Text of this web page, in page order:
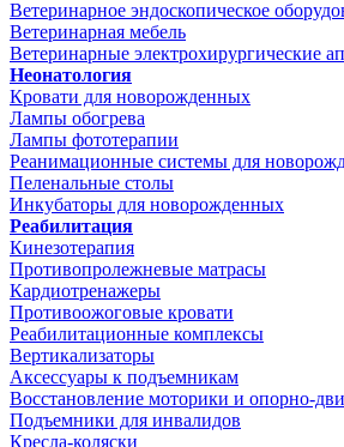
Ветеринарное эндоскопическое
Ветеринарная мебель
Ветеринарные электрохирургические
Неонатология
Кровати для новорожденных
Лампы обогрева
Лампы фототерапии
Реанимационные системы для
Пеленальные столы
Инкубаторы для новорожденных
Реабилитация
Кинезотерапия
Противопролежневые матрасы
Кардиотренажеры
Противоожоговые кровати
Реабилитационные комплексы
Вертикализаторы
Аксессуары к подъемникам
Восстановление моторики и опорно-
Подъемники для инвалидов
Кресла-коляски